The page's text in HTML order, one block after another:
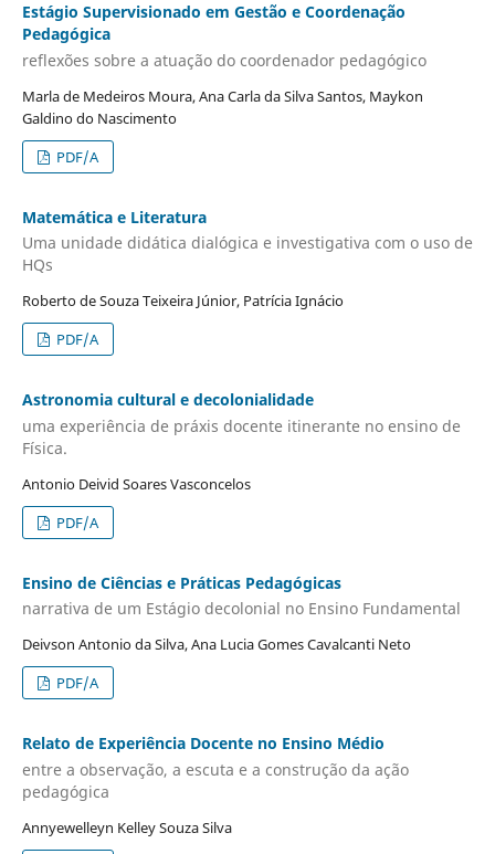
Estágio Supervisionado em Gestão e Coordenação
Pedagógica
reflexões sobre a atuação do coordenador pedagógico
Marla de Medeiros Moura, Ana Carla da Silva Santos, Maykon
Galdino do Nascimento
PDF/A
Matemática e Literatura
Uma unidade didática dialógica e investigativa com o uso de
HQs
Roberto de Souza Teixeira Júnior, Patrícia Ignácio
PDF/A
Astronomia cultural e decolonialidade
uma experiência de práxis docente itinerante no ensino de
Física.
Antonio Deivid Soares Vasconcelos
PDF/A
Ensino de Ciências e Práticas Pedagógicas
narrativa de um Estágio decolonial no Ensino Fundamental
Deivson Antonio da Silva, Ana Lucia Gomes Cavalcanti Neto
PDF/A
Relato de Experiência Docente no Ensino Médio
entre a observação, a escuta e a construção da ação
pedagógica
Annyewelleyn Kelley Souza Silva